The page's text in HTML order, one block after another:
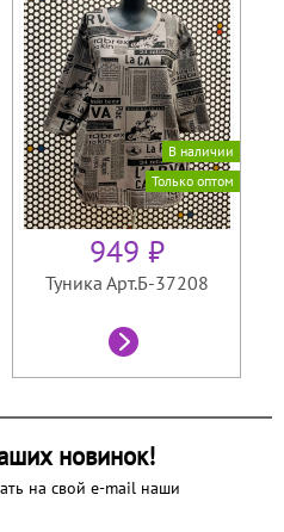
В наличии
Только оптом
949 ₽
Туника Арт.Б-37208
новинок!
на свой e-mail наши